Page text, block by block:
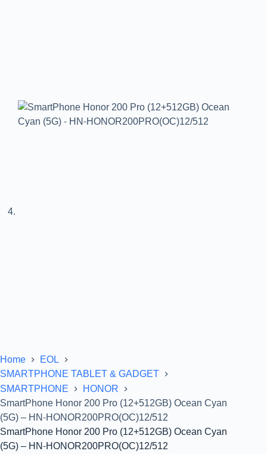
Home
EOL
SMARTPHONE TABLET & GADGET
SMARTPHONE
HONOR
SmartPhone Honor 200 Pro (12+512GB) Ocean Cyan
(5G) – HN-HONOR200PRO(OC)12/512
SmartPhone Honor 200 Pro (12+512GB) Ocean Cyan
(5G) – HN-HONOR200PRO(OC)12/512